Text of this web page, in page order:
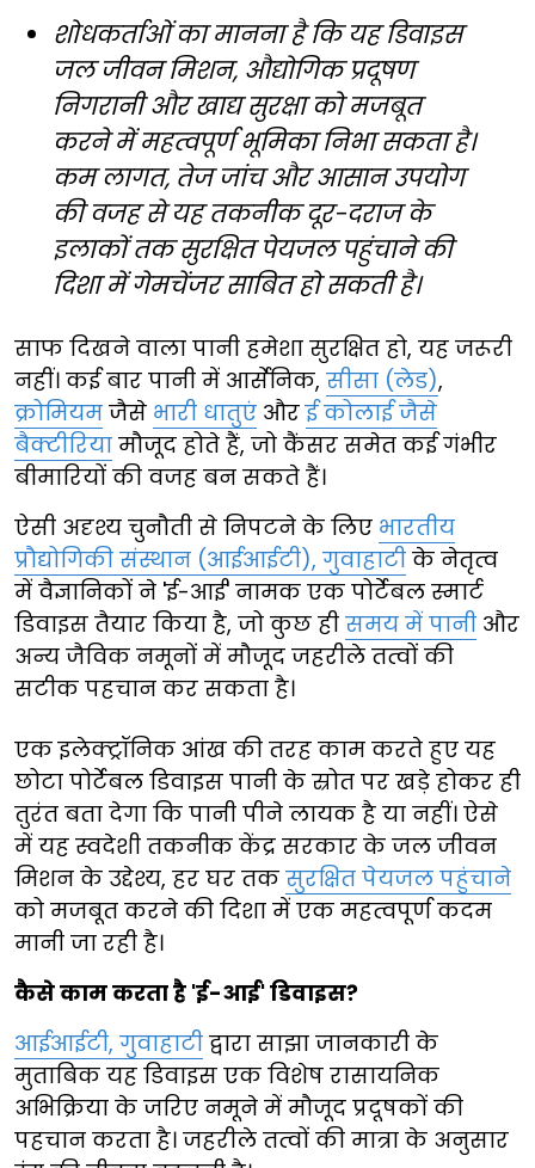
शोधकर्ताओं का मानना है कि यह डिवाइस
जल जीवन मिशन, औद्योगिक प्रदूषण
निगरानी और खाद्य सुरक्षा को मजबूत
करने में महत्वपूर्ण भूमिका निभा सकता है।
कम लागत, तेज जांच और आसान उपयोग
की वजह से यह तकनीक दूर-दराज के
इलाकों तक सुरक्षित पेयजल पहुंचाने की
दिशा में गेमचेंजर साबित हो सकती है।
साफ दिखने वाला पानी हमेशा सुरक्षित हो, यह जरूरी
नहीं। कई बार पानी में आर्सेनिक, सीसा (लेड),
क्रोमियम जैसे भारी धातुएं औरई कोलाई जैसे
बैक्टीरिया मौजूद होते हैं, जो कैंसर समेत कई गंभीर
बीमारियों की वजह बन सकते हैं।
ऐसी अदृश्य चुनौती से निपटने के लिए भारतीय
प्रौद्योगिकी संस्थान (आईआईटी), गुवाहाटी के नेतृत्व
में वैज्ञानिकों ने 'ई-आई' नामक एक पोर्टेबल स्मार्ट
डिवाइस तैयार किया है, जो कुछ ही समय में पानी और
अन्य जैविक नमूनों में मौजूद जहरीले तत्वों की
सटीक पहचान कर सकता है।
एक इलेक्ट्रॉनिक आंख की तरह काम करते हुए यह
छोटा पोर्टेबल डिवाइस पानी के स्रोत पर खड़े होकर ही
तुरंत बता देगा कि पानी पीने लायक है या नहीं। ऐसे
में यह स्वदेशी तकनीक केंद्र सरकार के जल जीवन
मिशन के उद्देश्य, हर घर तक सुरक्षित पेयजल पहुंचाने
को मजबूत करने की दिशा में एक महत्वपूर्ण कदम
मानी जा रही है।
कैसे काम करता है 'ई-आई' डिवाइस?
आईआईटी, गुवाहाटी द्वारा साझा जानकारी के
मुताबिक यह डिवाइस एक विशेष रासायनिक
अभिक्रिया के जरिए नमूने में मौजूद प्रदूषकों की
पहचान करता है। जहरीले तत्वों की मात्रा के अनुसार